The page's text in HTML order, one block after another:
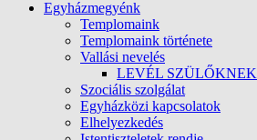
Egyházmegyénk
Templomaink
Templomaink története
Vallási nevelés
LEVÉL SZÜLŐKNEK
Szociális szolgálat
Egyházközi kapcsolatok
Elhelyezkedés